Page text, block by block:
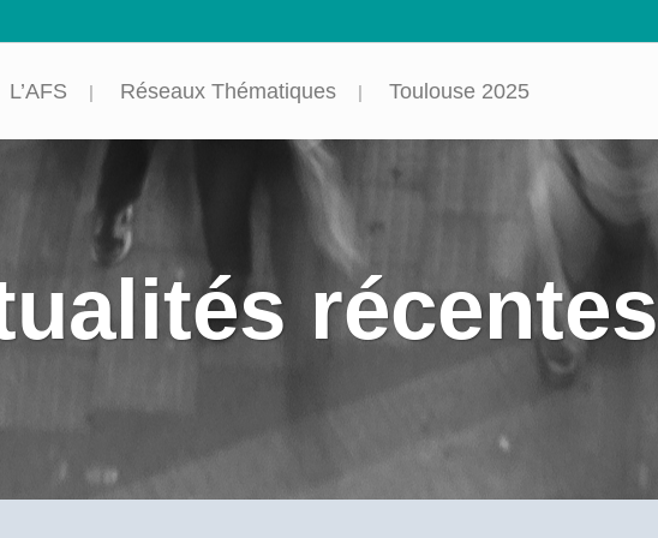
L’AFS Réseaux Thématiques Toulouse 2025
récentes